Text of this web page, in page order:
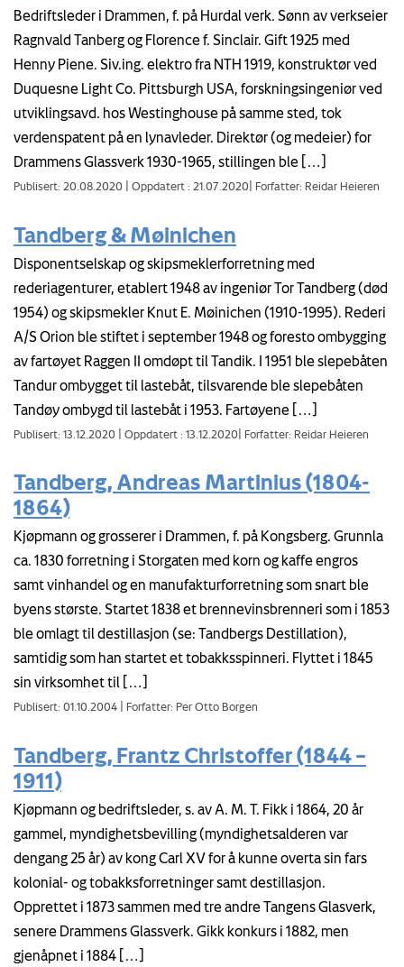
Bedriftsleder i Drammen, f. på Hurdal verk. Sønn av verkseier
Ragnvald Tanberg og Florence f. Sinclair. Gift 1925 med
Henny Piene. Siv.ing. elektro fra NTH 1919, konstruktør ved
Duquesne Light Co. Pittsburgh USA, forskningsingeniør ved
utviklingsavd. hos Westinghouse på samme sted, tok
verdenspatent på en lynavleder. Direktør (og medeier) for
Drammens Glassverk 1930-1965, stillingen ble […]
Publisert: 20.08.2020 Oppdatert : 21.07.2020 Forfatter: Reidar Heieren
Tandberg & Møinichen
Disponentselskap og skipsmeklerforretning med
rederiagenturer, etablert 1948 av ingeniør Tor Tandberg (død
1954) og skipsmekler Knut E. Møinichen (1910-1995). Rederi
A/S Orion ble stiftet i september 1948 og foresto ombygging
av fartøyet Raggen II omdøpt til Tandik. I 1951 ble slepebåten
Tandur ombygget til lastebåt, tilsvarende ble slepebåten
Tandøy ombygd til lastebåt i 1953. Fartøyene […]
Publisert: 13.12.2020 Oppdatert : 13.12.2020 Forfatter: Reidar Heieren
Tandberg, Andreas Martinius (1804-
1864)
Kjøpmann og grosserer i Drammen, f. på Kongsberg. Grunnla
ca. 1830 forretning i Storgaten med korn og kaffe engros
samt vinhandel og en manufakturforretning som snart ble
byens største. Startet 1838 et brennevinsbrenneri som i 1853
ble omlagt til destillasjon (se: Tandbergs Destillation),
samtidig som han startet et tobakksspinneri. Flyttet i 1845
sin virksomhet til […]
Publisert: 01.10.2004 Forfatter: Per Otto Borgen
Tandberg, Frantz Christoffer (1844 –
1911)
Kjøpmann og bedriftsleder, s. av A. M. T. Fikk i 1864, 20 år
gammel, myndighetsbevilling (myndighetsalderen var
dengang 25 år) av kong Carl XV for å kunne overta sin fars
kolonial- og tobakksforretninger samt destillasjon.
Opprettet i 1873 sammen med tre andre Tangens Glasverk,
senere Drammens Glassverk. Gikk konkurs i 1882, men
gjenåpnet i 1884 […]